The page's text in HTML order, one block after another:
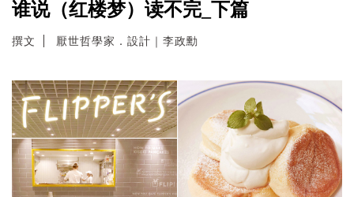
谁说（红楼梦）读不完_下篇
撰文 厭世哲學家．設計｜李政勳